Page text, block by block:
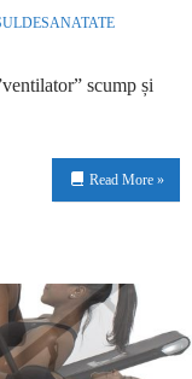
scump și
Read More »